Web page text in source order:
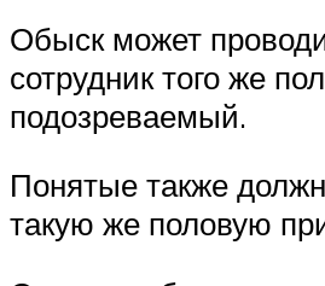
Обыск может
сотрудник того же
подозреваемый.
Понятые также
такую же половую